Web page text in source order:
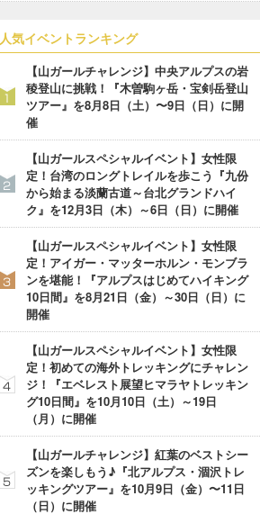
人気イベントランキング
【山ガールチャレンジ】中央アルプスの岩
稜登山に挑戦！『木曽駒ヶ岳・宝剣岳登山
ツアー』を8月8日（土）〜9日（日）に開
催
【山ガールスペシャルイベント】女性限
定！台湾のロングトレイルを歩こう『九份
から始まる淡蘭古道～台北グランドハイ
ク』を12月3日（木）～6日（日）に開催
【山ガールスペシャルイベント】女性限
定！アイガー・マッターホルン・モンブラ
ンを堪能！『アルプスはじめてハイキング
10日間』を8月21日（金）～30日（日）に
開催
【山ガールスペシャルイベント】女性限
定！初めての海外トレッキングにチャレン
ジ！『エベレスト展望ヒマラヤトレッキン
グ10日間』を10月10日（土）～19日
（月）に開催
【山ガールチャレンジ】紅葉のベストシー
ズンを楽しもう♪『北アルプス・涸沢トレ
ッキングツアー』を10月9日（金）〜11日
（日）に開催